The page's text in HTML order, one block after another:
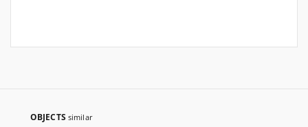
OBJECTS similar